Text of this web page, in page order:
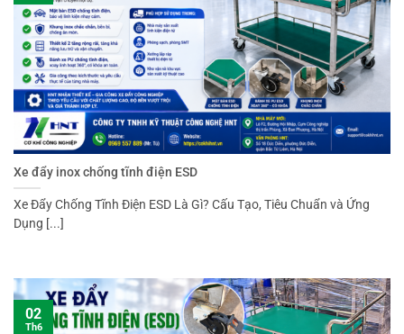
Xe đẩy inox chống tĩnh điện ESD
Xe Đẩy Chống Tĩnh Điện ESD Là Gì? Cấu Tạo, Tiêu Chuẩn và Ứng
Dụng [...]
02
Th6